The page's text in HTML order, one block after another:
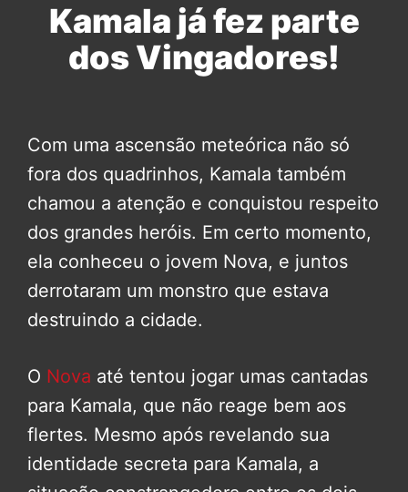
Kamala já fez parte
dos Vingadores!
Com uma ascensão meteórica não só
fora dos quadrinhos, Kamala também
chamou a atenção e conquistou respeito
dos grandes heróis. Em certo momento,
ela conheceu o jovem Nova, e juntos
derrotaram um monstro que estava
destruindo a cidade.
O Nova até tentou jogar umas cantadas
para Kamala, que não reage bem aos
flertes. Mesmo após revelando sua
identidade secreta para Kamala, a